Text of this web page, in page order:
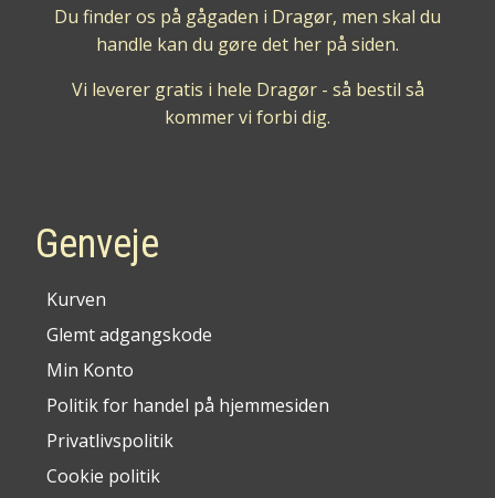
Du finder os på gågaden i Dragør, men skal du
handle kan du gøre det her på siden.
Vi leverer gratis i hele Dragør - så bestil så
kommer vi forbi dig.
Genveje
Kurven
Glemt adgangskode
Min Konto
Politik for handel på hjemmesiden
Privatlivspolitik
Cookie politik